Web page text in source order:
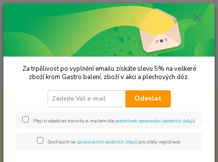
Menu
Hledat
ks
za 0,00 Kč
Premium koření Hořčice černá Prémiová kvalita
Hořčice černá Prémiová kvalita
Za trpělivost po vyplnění emailu získáte slevu 5% na veškeré
zboží krom Gastro balení, zboží v akci a plechových dóz.
Odeslat
Přeji si odebírat novinky e-mailem dle podmínek zpracování osobních údajů
Souhlasím se zpracováním osobních údajů pro účely registrace.